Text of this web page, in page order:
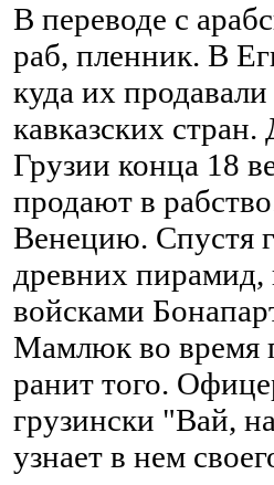
В переводе с
раб, пленник. В
куда их
кавказских
Грузии конца 18
продают в
Венецию. Спустя
древних пирамид,
войсками
Мамлюк во время
ранит того.
грузински "Вай,
узнает в нем